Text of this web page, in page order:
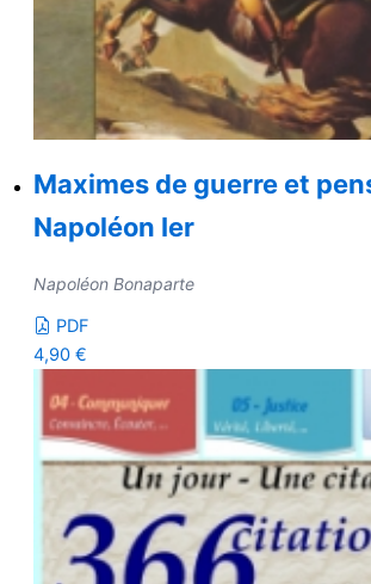
Maximes de guerre et
Napoléon Ier
Napoléon Bonaparte
PDF
4,90 €